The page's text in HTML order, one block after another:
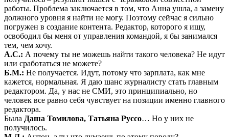
работы. Проблема заключается в том, что Анна ушла, а замену
должного уровня я найти не могу. Поэтому сейчас я сильно
погружен в создание контента. Редактор, которого я ищу,
освободил бы меня от управления командой, я бы занимался
тем, чем хочу.
А.С.: А почему ты не можешь найти такого человека? Не идут
или сработаться не можете?
Б.М.: Не получается. Идут, потому что зарплата, как мне
кажется, нормальная. Я даю шанс журналисту стать главным
редактором. Да, у нас не СМИ, это принципиально, но
человек все равно себя чувствует на позиции именно главного
редактора.
Была Даша Томилова, Татьяна Руссо… Но у них не
получилось.